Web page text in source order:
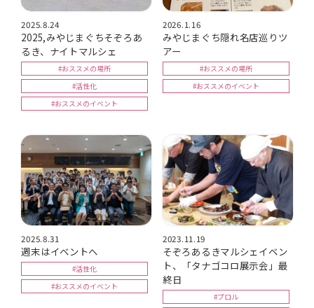
2025.8.24
2025,みやじまぐちそぞろあ
るき、ナイトマルシェ
#おススメの場所
#活性化
#おススメのイベント
2026.1.16
みやじまぐち隠れ名店巡りツ
アー
#おススメの場所
#おススメのイベント
2025.8.31
週末はイベントへ
#活性化
#おススメのイベント
2023.11.19
そぞろあるきマルシェイベン
ト、「タナゴコロ展示会」最
終日
#プロル